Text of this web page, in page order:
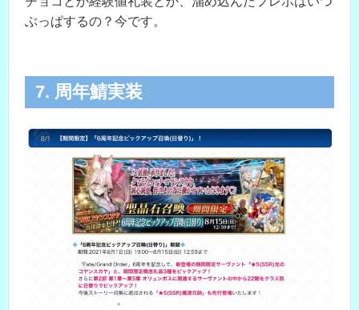
ぶっぱするの？今です。
7. 周年鯖実装